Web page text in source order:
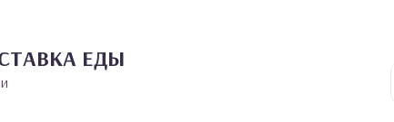
ЕДЫ